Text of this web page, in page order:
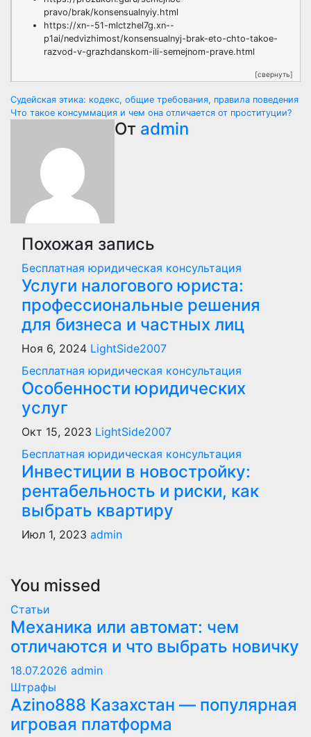
pravo/brak/konsensualnyiy.html
https://xn--51-mlctzhel7g.xn--
p1ai/nedvizhimost/konsensualnyj-brak-eto-chto-takoe-
razvod-v-grazhdanskom-ili-semejnom-prave.html
[свернуть]
Навигация
записям
Судейская этика: кодекс, общие требования, правила поведения
Что такое консуммация и чем она отличается от проституции?
От admin
Похожая запись
Бесплатная юридическая консультация
Услуги налогового юриста:
профессиональные решения
для бизнеса и частных лиц
Ноя 6, 2024 LightSide2007
Бесплатная юридическая консультация
Особенности юридических
услуг
Окт 15, 2023 LightSide2007
Бесплатная юридическая консультация
Инвестиции в новостройку:
рентабельность и риски, как
выбрать квартиру
Июл 1, 2023 admin
You missed
Статьи
Механика или автомат: чем
отличаются и что выбрать новичку
18.07.2026 admin
Штрафы
Azino888 Казахстан — популярная
игровая платформа